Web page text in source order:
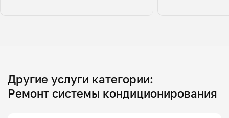
Другие услуги категории:
Ремонт системы кондиционирования